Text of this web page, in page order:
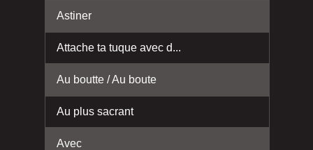
Astiner
Attache ta tuque avec d...
Au boutte / Au boute
Au plus sacrant
Avec